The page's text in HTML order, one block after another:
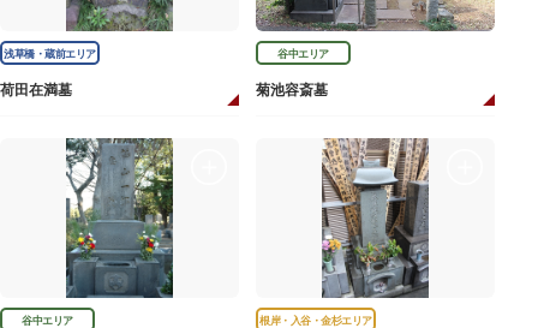
浅草橋・蔵前エリア
荷田在満墓
谷中エリア
菊池容斎墓
谷中エリア 根岸・入谷・金杉エリア